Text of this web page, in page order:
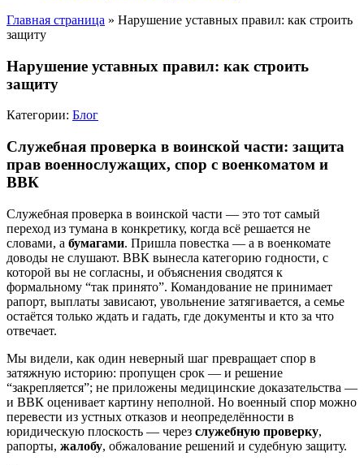
Главная страница » Нарушение уставных правил: как строить
защиту
Нарушение уставных правил: как строить
защиту
Категории: Блог
Служебная проверка в воинской части: защита
прав военнослужащих, спор с военкоматом и
ВВК
Служебная проверка в воинской части — это тот самый
переход из тумана в конкретику, когда всё решается не
словами, а бумагами. Пришла повестка — а в военкомате
доводы не слушают. ВВК вынесла категорию годности, с
которой вы не согласны, и объяснения сводятся к
формальному “так принято”. Командование не принимает
рапорт, выплаты зависают, увольнение затягивается, а семье
остаётся только ждать и гадать, где документы и кто за что
отвечает.
Мы видели, как один неверный шаг превращает спор в
затяжную историю: пропущен срок — и решение
“закрепляется”; не приложены медицинские доказательства —
и ВВК оценивает картину неполной. Но военный спор можно
перевести из устных отказов и неопределённости в
юридическую плоскость — через служебную проверку,
рапорты, жалобу, обжалование решений и судебную защиту.